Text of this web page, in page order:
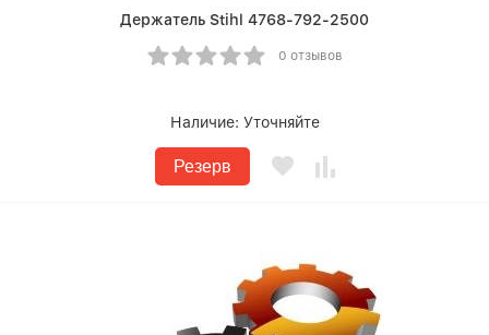
Держатель Stihl 4768-792-2500
0 отзывов
Наличие: Уточняйте
Резерв